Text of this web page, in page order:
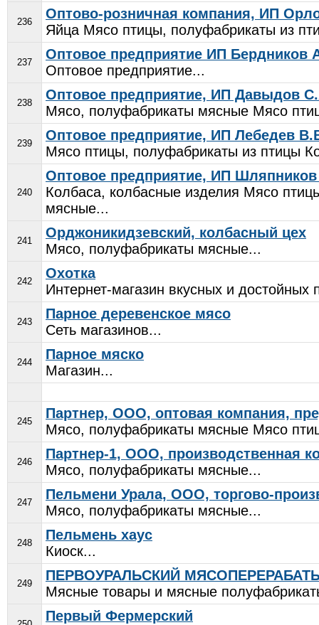
236
Оптово-розничная компания, ИП
Яйца Мясо птицы, полуфабрикаты из
237
Оптовое предприятие ИП Бердников
Оптовое предприятие...
238
Оптовое предприятие, ИП Давыдов
Мясо, полуфабрикаты мясные Мясо
239
Оптовое предприятие, ИП Лебедев
Мясо птицы, полуфабрикаты из птицы
240
Оптовое предприятие, ИП
Колбаса, колбасные изделия Мясо
мясные...
241
Орджоникидзевский, колбасный цех
Мясо, полуфабрикаты мясные...
242
Охотка
Интернет-магазин вкусных и достойных
243
Парное деревенское мясо
Сеть магазинов...
244
Парное мяско
Магазин...
245
Партнер, ООО, оптовая компания,
Мясо, полуфабрикаты мясные Мясо
246
Партнер-1, ООО, производственная
Мясо, полуфабрикаты мясные...
247
Пельмени Урала, ООО, торгово-
Мясо, полуфабрикаты мясные...
248
Пельмень хаус
Киоск...
249
ПЕРВОУРАЛЬСКИЙ
Мясные товары и мясные
Первый Фермерский